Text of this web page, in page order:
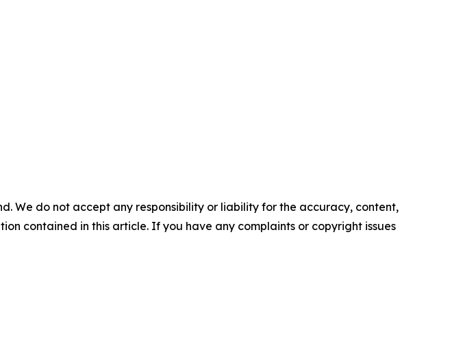
We do not accept any responsibility or liability for the accuracy, content,
contained in this article. If you have any complaints or copyright issues